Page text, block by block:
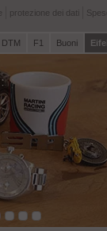
protezione dei dati
DTM F1 Buoni Eifel